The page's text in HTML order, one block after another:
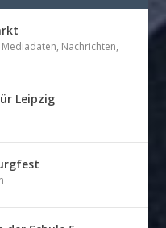
Mediadaten, Nachrichten,
Leipzig